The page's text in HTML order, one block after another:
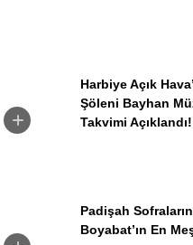
Harbiye Açık
Şöleni Bayhan
Takvimi Açıklandı!
Padişah
Boyabat’ın En